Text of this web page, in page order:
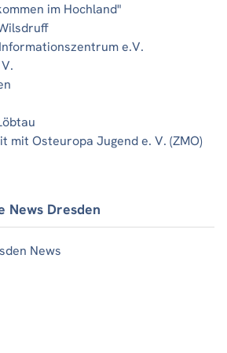
im Hochland"
e.V.
mit Osteuropa Jugend e. V. (ZMO)
News Dresden
News